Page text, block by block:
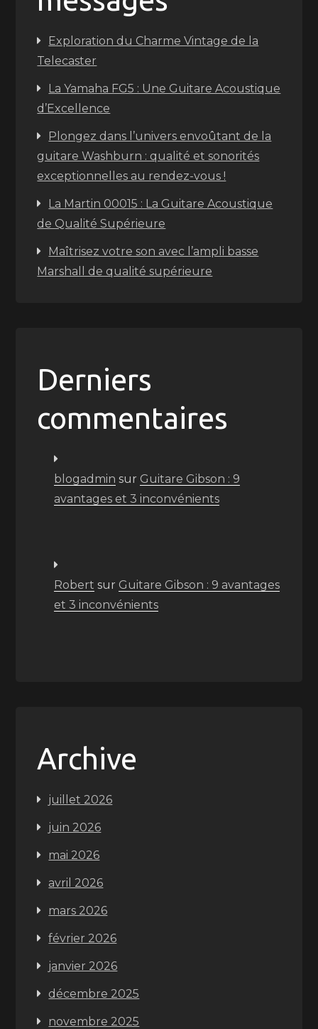
Exploration du Charme Vintage de la
Telecaster
La Yamaha FG5 : Une Guitare Acoustique
d’Excellence
Plongez dans l’univers envoûtant de la
guitare Washburn : qualité et sonorités
exceptionnelles au rendez-vous !
La Martin 00015 : La Guitare Acoustique
de Qualité Supérieure
Maîtrisez votre son avec l’ampli basse
Marshall de qualité supérieure
Derniers
commentaires
blogadmin sur Guitare Gibson : 9
avantages et 3 inconvénients
Robert sur Guitare Gibson : 9 avantages
et 3 inconvénients
Archive
juillet 2026
juin 2026
mai 2026
avril 2026
mars 2026
février 2026
janvier 2026
décembre 2025
novembre 2025